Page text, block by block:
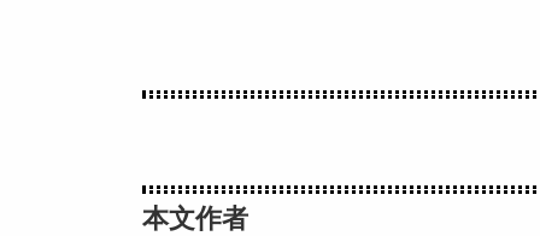
本文作者